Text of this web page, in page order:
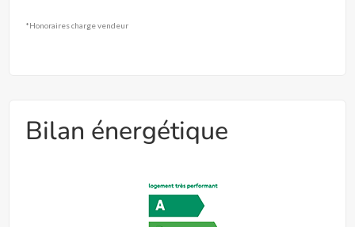
*Honoraires charge vendeur
Bilan énergétique